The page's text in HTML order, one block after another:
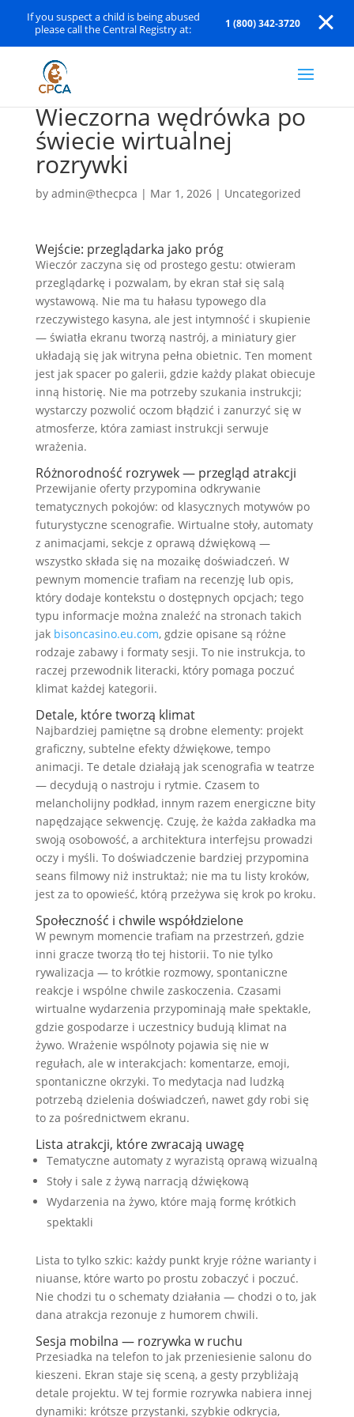
If you suspect a child is being abused
please call the Central Registry at:
1 (800) 342-3720
Wieczorna wędrówka po
świecie wirtualnej
rozrywki
by admin@thecpca | Mar 1, 2026| Uncategorized
Wejście: przeglądarka jako próg
Wieczór zaczyna się od prostego gestu: otwieram
przeglądarkę i pozwalam, by ekran stał się salą
wystawową. Nie ma tu hałasu typowego dla
rzeczywistego kasyna, ale jest intymność i skupienie
— światła ekranu tworzą nastrój, a miniatury gier
układają się jak witryna pełna obietnic. Ten moment
jest jak spacer po galerii, gdzie każdy plakat obiecuje
inną historię. Nie ma potrzeby szukania instrukcji;
wystarczy pozwolić oczom błądzić i zanurzyć się w
atmosferze, która zamiast instrukcji serwuje
wrażenia.
Różnorodność rozrywek — przegląd atrakcji
Przewijanie oferty przypomina odkrywanie
tematycznych pokojów: od klasycznych motywów po
futurystyczne scenografie. Wirtualne stoły, automaty
z animacjami, sekcje z oprawą dźwiękową —
wszystko składa się na mozaikę doświadczeń. W
pewnym momencie trafiam na recenzję lub opis,
który dodaje kontekstu o dostępnych opcjach; tego
typu informacje można znaleźć na stronach takich
jak bisoncasino.eu.com, gdzie opisane są różne
rodzaje zabawy i formaty sesji. To nie instrukcja, to
raczej przewodnik literacki, który pomaga poczuć
klimat każdej kategorii.
Detale, które tworzą klimat
Najbardziej pamiętne są drobne elementy: projekt
graficzny, subtelne efekty dźwiękowe, tempo
animacji. Te detale działają jak scenografia w teatrze
— decydują o nastroju i rytmie. Czasem to
melancholijny podkład, innym razem energiczne bity
napędzające sekwencję. Czuję, że każda zakładka ma
swoją osobowość, a architektura interfejsu prowadzi
oczy i myśli. To doświadczenie bardziej przypomina
seans filmowy niż instruktaż; nie ma tu listy kroków,
jest za to opowieść, którą przeżywa się krok po kroku.
Społeczność i chwile współdzielone
W pewnym momencie trafiam na przestrzeń, gdzie
inni gracze tworzą tło tej historii. To nie tylko
rywalizacja — to krótkie rozmowy, spontaniczne
reakcje i wspólne chwile zaskoczenia. Czasami
wirtualne wydarzenia przypominają małe spektakle,
gdzie gospodarze i uczestnicy budują klimat na
żywo. Wrażenie wspólnoty pojawia się nie w
regułach, ale w interakcjach: komentarze, emoji,
spontaniczne okrzyki. To medytacja nad ludzką
potrzebą dzielenia doświadczeń, nawet gdy robi się
to za pośrednictwem ekranu.
Lista atrakcji, które zwracają uwagę
Tematyczne automaty z wyrazistą oprawą wizualną
Stoły i sale z żywą narracją dźwiękową
Wydarzenia na żywo, które mają formę krótkich
spektakli
Lista to tylko szkic: każdy punkt kryje różne warianty i
niuanse, które warto po prostu zobaczyć i poczuć.
Nie chodzi tu o schematy działania — chodzi o to, jak
dana atrakcja rezonuje z humorem chwili.
Sesja mobilna — rozrywka w ruchu
Przesiadka na telefon to jak przeniesienie salonu do
kieszeni. Ekran staje się sceną, a gesty przybliżają
detale projektu. W tej formie rozrywka nabiera innej
dynamiki: krótsze przystanki, szybkie odkrycia,